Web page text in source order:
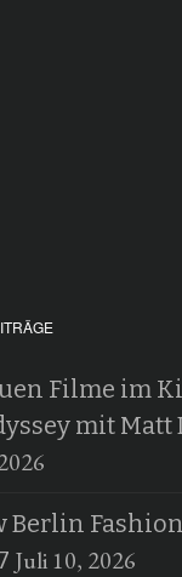
Filme im
mit Matt
Berlin
Juli 10, 2026